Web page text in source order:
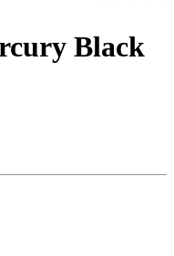
Black